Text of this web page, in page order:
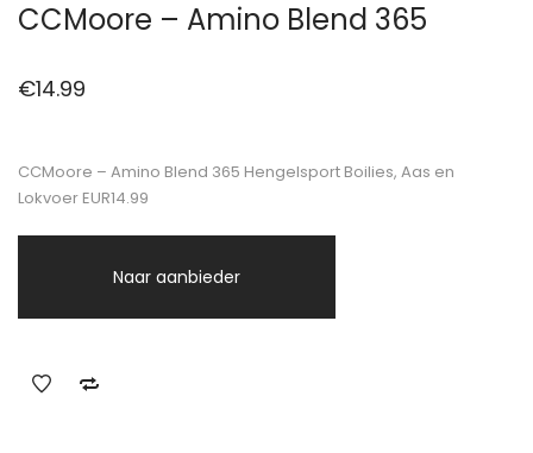
CCMoore – Amino Blend 365
€14.99
CCMoore – Amino Blend 365 Hengelsport Boilies, Aas en
Lokvoer EUR14.99
Naar aanbieder